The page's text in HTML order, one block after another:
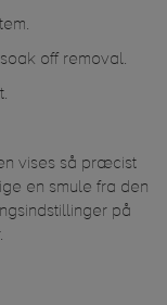
off removal.
vises så præcist
en smule fra den
på